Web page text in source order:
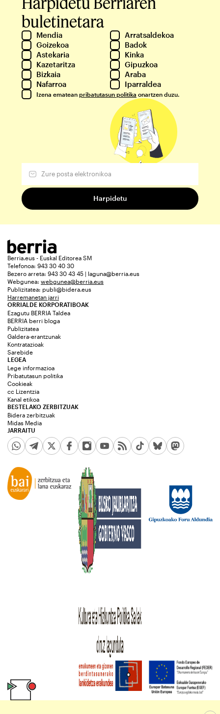
buletinetara
Mendia
Arratsaldekoa
Goizekoa
Badok
Astekaria
Kinka
Kazetaritza
Gipuzkoa
Bizkaia
Araba
Nafarroa
Iparraldea
Izena ematean pribatutasun politika onartzen duzu.
Berria.eus - Euskal Editorea SM
Telefonoa: 943 30 40 30
Bezero arreta: 943 30 43 45 | laguna@berria.eus
Webgunea: webgunea@berria.eus
Publizitatea: publi@bidera.eus
Harremanetan jarri
ORRIALDE KORPORATIBOAK
Ezagutu BERRIA Taldea
BERRIA berri bloga
Publizitatea
Galdera-erantzunak
Kontratazioak
Sarebide
JARRAITU
LEGEA
Lege informazioa
Pribatutasun politika
Cookieak
cc Lizentzia
Kanal etikoa
BESTELAKO ZERBITZUAK
Bidera zerbitzuak
Midas Media